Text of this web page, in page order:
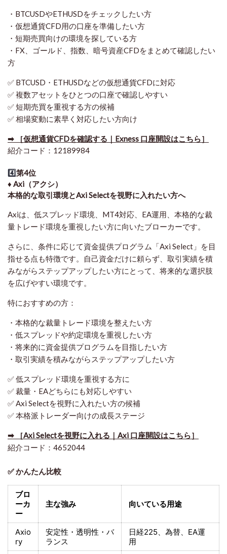
・BTCUSDやETHUSDをチェックしたい方
・仮想通貨CFD用の口座を準備したい方
・短期売買向けの環境を探している方
・FX、ゴールド、指数、暗号資産CFDをまとめて確認したい
方
✅ BTCUSD・ETHUSDなどの仮想通貨CFDに対応
✅ 複数アセットをひとつの口座で確認しやすい
✅ 短期売買を重視する方の候補
✅ 相場変動に素早く対応したい方向け
➡ ［仮想通貨CFDを確認する｜Exness 口座開設はこちら］
紹介コード：12189984
4️⃣第4位
♦️ Axi（アクシ）
本格的な取引環境とAxi Selectを視野に入れたい方へ
Axiは、低スプレッド環境、MT4対応、EA運用、本格的な裁
量トレード環境を重視したい方に向いたブローカーです。
さらに、条件に応じて資金提供プログラム「Axi Select」を目
指せる点も特徴です。自己資金だけに頼らず、取引実績を積
みながらステップアップしたい方にとって、将来的な選択肢
を広げやすい環境です。
特におすすめの方：
・本格的な裁量トレード環境を整えたい方
・低スプレッドや約定環境を重視したい方
・将来的に資金提供プログラムを目指したい方
・取引実績を積みながらステップアップしたい方
✅ 低スプレッド環境を重視する方に
✅ 裁量・EAどちらにも対応しやすい
✅ Axi Selectを視野に入れたい方の候補
✅ 本格派トレーダー向けの成長ステージ
➡ ［Axi Selectを視野に入れる｜Axi 口座開設はこちら］
紹介コード：4652044
✅ かんたん比較
ブロ
ーカ
ー
主な強み 向いている用途
Axio
ry
安定性・透明性・バ
ランス
日経225、為替、EA運
用